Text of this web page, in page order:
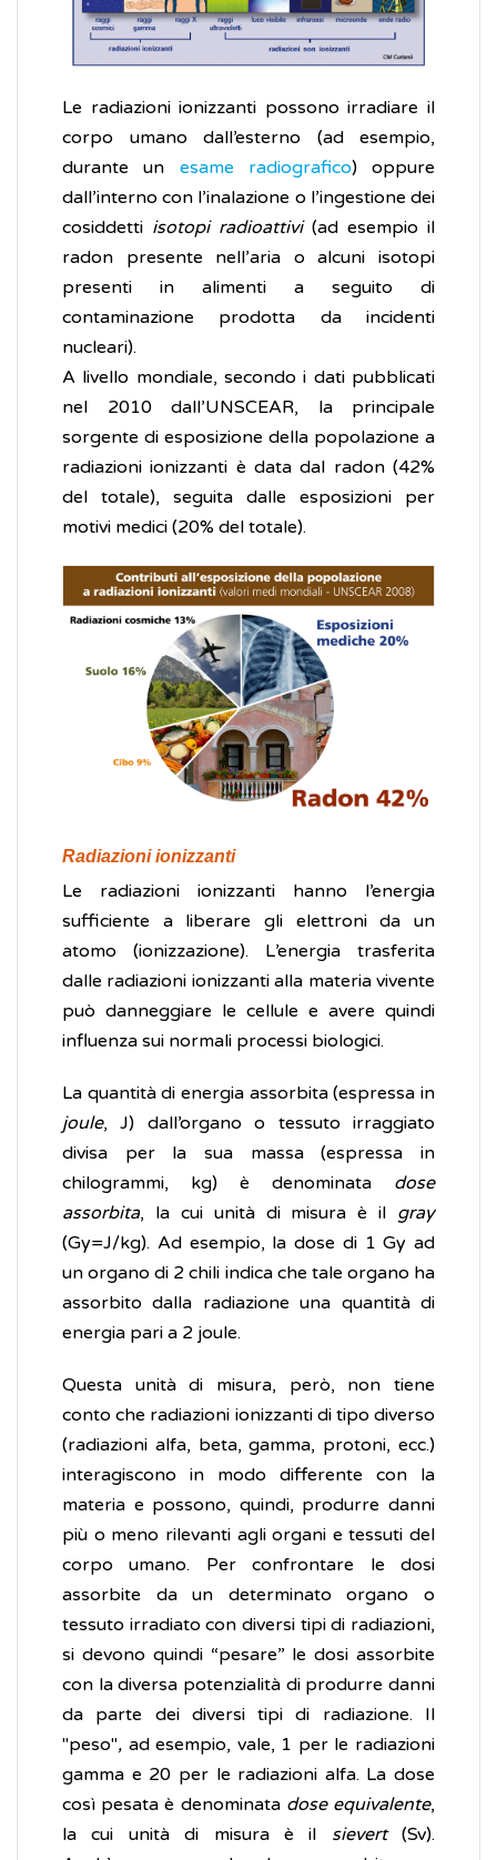
Le radiazioni ionizzanti possono irradiare il
corpo umano dall’esterno (ad esempio,
durante un esame radiografico) oppure
dall’interno con l’inalazione o l’ingestione dei
cosiddetti isotopi radioattivi(ad esempio il
radon presente nell’aria o alcuni isotopi
presenti in alimenti a seguito di
contaminazione prodotta da incidenti
nucleari).
A livello mondiale, secondo i dati pubblicati
nel 2010 dall’UNSCEAR, la principale
sorgente di esposizione della popolazione a
radiazioni ionizzanti è data dal radon (42%
del totale), seguita dalle esposizioni per
motivi medici (20% del totale).
Radiazioni ionizzanti
Le radiazioni ionizzanti hanno l’energia
sufficiente a liberare gli elettroni da un
atomo (ionizzazione). L’energia trasferita
dalle radiazioni ionizzanti alla materia vivente
può danneggiare le cellule e avere quindi
influenza sui normali processi biologici.
La quantità di energia assorbita (espressa in
joule, J) dall’organo o tessuto irraggiato
divisa per la sua massa (espressa in
chilogrammi, kg) è denominata dose
assorbita, la cui unità di misura è il gray
(Gy=J/kg). Ad esempio, la dose di 1 Gy ad
un organo di 2 chili indica che tale organo ha
assorbito dalla radiazione una quantità di
energia pari a 2 joule.
Questa unità di misura, però, non tiene
conto che radiazioni ionizzanti di tipo diverso
(radiazioni alfa, beta, gamma, protoni, ecc.)
interagiscono in modo differente con la
materia e possono, quindi, produrre danni
più o meno rilevanti agli organi e tessuti del
corpo umano. Per confrontare le dosi
assorbite da un determinato organo o
tessuto irradiato con diversi tipi di radiazioni,
si devono quindi “pesare” le dosi assorbite
con la diversa potenzialità di produrre danni
da parte dei diversi tipi di radiazione. Il
"peso", ad esempio, vale, 1 per le radiazioni
gamma e 20 per le radiazioni alfa. La dose
così pesata è denominata dose equivalente,
la cui unità di misura è il sievert (Sv).